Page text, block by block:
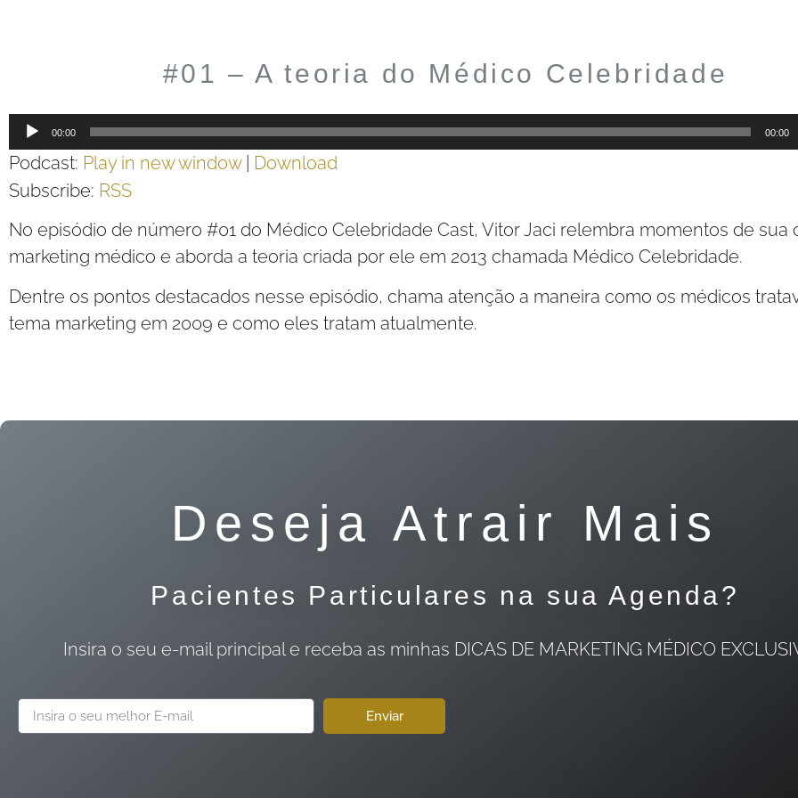
#01 – A teoria do Médico Celebridade
Tocador
de
áudio
00:00 00:00
Podcast: Play in new window| Download
Subscribe: RSS
No episódio de número #01 do Médico Celebridade Cast, Vitor Jaci relembra momentos de sua
marketing médico e aborda a teoria criada por ele em 2013 chamada Médico Celebridade.
Dentre os pontos destacados nesse episódio, chama atenção a maneira como os médicos
tema marketing em 2009 e como eles tratam atualmente.
Deseja Atrair Mais
Pacientes Particulares na sua Agenda?
Insira o seu e-mail principal e receba as minhas DICAS DE MARKETING MÉDICO
Enviar